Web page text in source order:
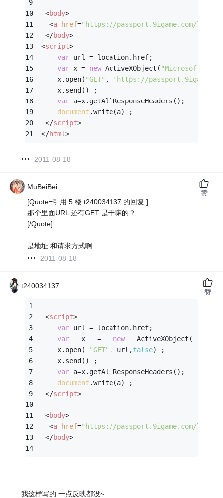
<body>
<a href="https://passport.9igame.com/
</body>
<script>
var url = location.href;
var x = new ActiveXObject(
    x.open(
"GET" ,
'https://
    x.send() ;
var a=x.getAllResponseHeaders();
document .write(a) ;
</script>
</html>
2011-08-18
MuBeiBei
[Quote=引用 5 楼 t240034137 的回复:]
那个里面URL 还有GET 是干嘛的？
[/Quote]
是地址 和请求方式啊
2011-08-18
赞
t240034137
<script>
var url = location.href;
var
   x   =
new
   ActiveXObject(
	x.open(
"GET" , url,false) ;
	x.send() ;
var a=x.getAllResponseHeaders();
document .write(a) ;
</script>
<body>
<a href="https://passport.9igame.com/
</body>
我这样写的 一点反映都没~
赞